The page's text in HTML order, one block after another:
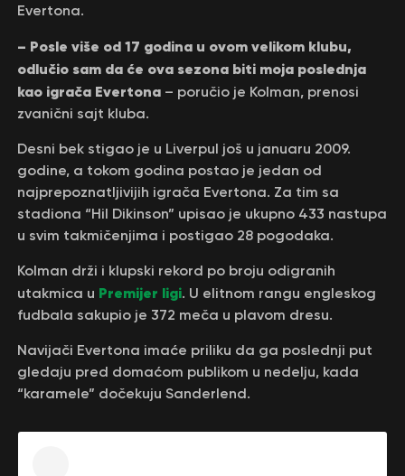
Evertona.
– Posle više od 17 godina u ovom velikom klubu,
odlučio sam da će ova sezona biti moja poslednja
kao igrača Evertona– poručio je Kolman, prenosi
zvanični sajt kluba.
Desni bek stigao je u Liverpul još u januaru 2009.
godine, a tokom godina postao je jedan od
najprepoznatljivijih igrača Evertona. Za tim sa
stadiona “Hil Dikinson” upisao je ukupno 433 nastupa
u svim takmičenjima i postigao 28 pogodaka.
Kolman drži i klupski rekord po broju odigranih
utakmica u Premijer ligi. U elitnom rangu engleskog
fudbala sakupio je 372 meča u plavom dresu.
Navijači Evertona imaće priliku da ga poslednji put
gledaju pred domaćom publikom u nedelju, kada
“karamele” dočekuju Sanderlend.